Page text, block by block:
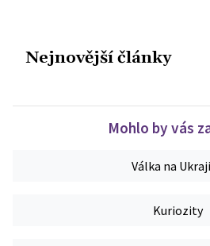
Nejnovější články
Mohlo by vás
Válka na
Kuriozity